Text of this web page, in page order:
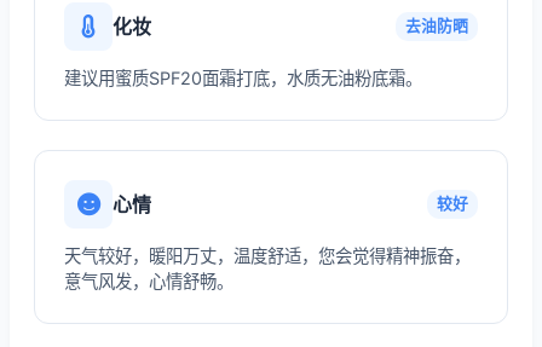
化妆 去油防晒
建议用蜜质SPF20面霜打底，水质无油粉底霜。
心情 较好
天气较好，暖阳万丈，温度舒适，您会觉得精神振奋，
意气风发，心情舒畅。